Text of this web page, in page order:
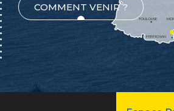
COMMENT VENIR ?
PERPIGNAN
TOULOUSE